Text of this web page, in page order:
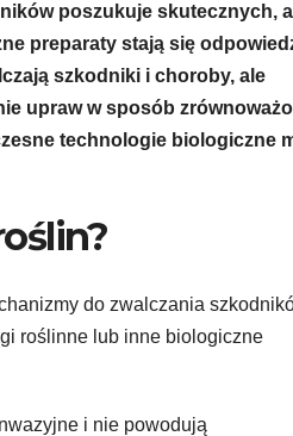
poszukuje skutecznych, a
preparaty stają się
szkodniki i choroby, ale
upraw w sposób
technologie biologiczne
do zwalczania
roślinne lub inne biologiczne
i nie powodują